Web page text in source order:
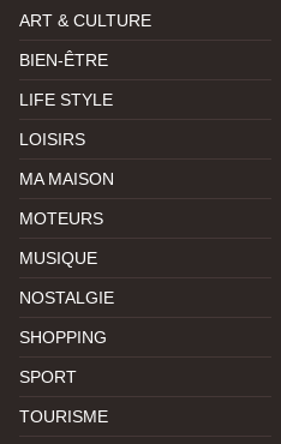
ART & CULTURE
BIEN-ÊTRE
LIFE STYLE
LOISIRS
MA MAISON
MOTEURS
MUSIQUE
NOSTALGIE
SHOPPING
SPORT
TOURISME